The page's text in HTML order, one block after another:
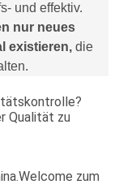
und effektiv.
nur neues
existieren,die
Qualität zu
zum